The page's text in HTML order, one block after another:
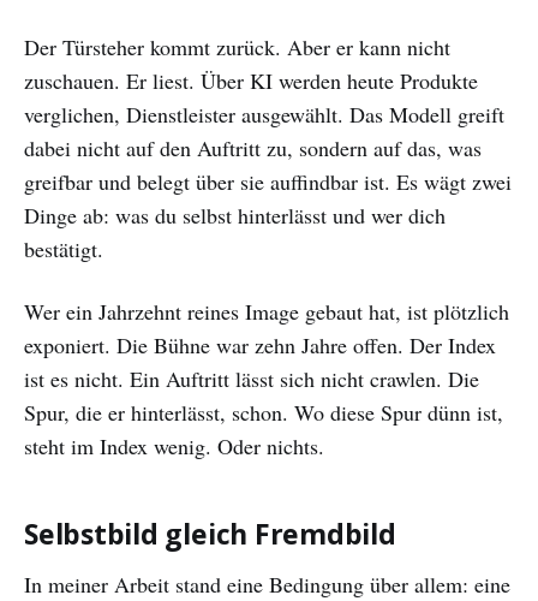
Der Türsteher kommt zurück. Aber er kann nicht
zuschauen. Er liest. Über KI werden heute Produkte
verglichen, Dienstleister ausgewählt. Das Modell greift
dabei nicht auf den Auftritt zu, sondern auf das, was
greifbar und belegt über sie auffindbar ist. Es wägt zwei
Dinge ab: was du selbst hinterlässt und wer dich
bestätigt.
Wer ein Jahrzehnt reines Image gebaut hat, ist plötzlich
exponiert. Die Bühne war zehn Jahre offen. Der Index
ist es nicht. Ein Auftritt lässt sich nicht crawlen. Die
Spur, die er hinterlässt, schon. Wo diese Spur dünn ist,
steht im Index wenig. Oder nichts.
Selbstbild gleich Fremdbild
In meiner Arbeit stand eine Bedingung über allem: eine